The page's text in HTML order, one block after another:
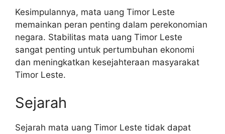
Kesimpulannya, mata uang Timor Leste
memainkan peran penting dalam perekonomian
negara. Stabilitas mata uang Timor Leste
sangat penting untuk pertumbuhan ekonomi
dan meningkatkan kesejahteraan masyarakat
Timor Leste.
Sejarah
Sejarah mata uang Timor Leste tidak dapat